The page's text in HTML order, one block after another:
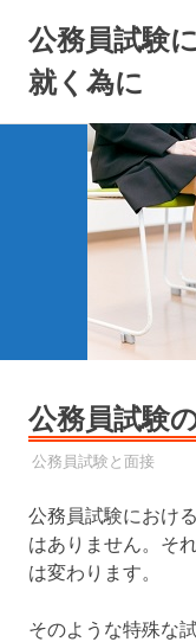
ツ
公務員試験
就く為に
公務員試験
2022年12月24日
YYYPRO
公務員試験と面接
公務員試験におけ
はありません。そ
は変わります。
そのような特殊な